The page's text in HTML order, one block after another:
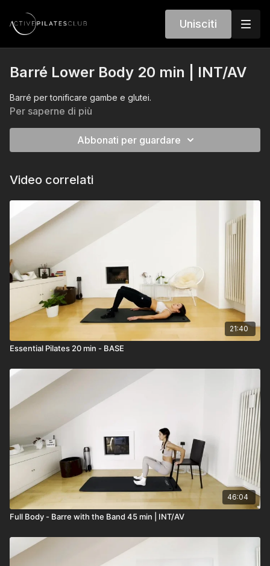
Unisciti
Barré Lower Body 20 min | INT/AV
Barré per tonificare gambe e glutei.
Per saperne di più
Abbonati per guardare
Video correlati
21:40
Essential Pilates 20 min - BASE
46:04
Full Body - Barre with the Band 45 min | INT/AV